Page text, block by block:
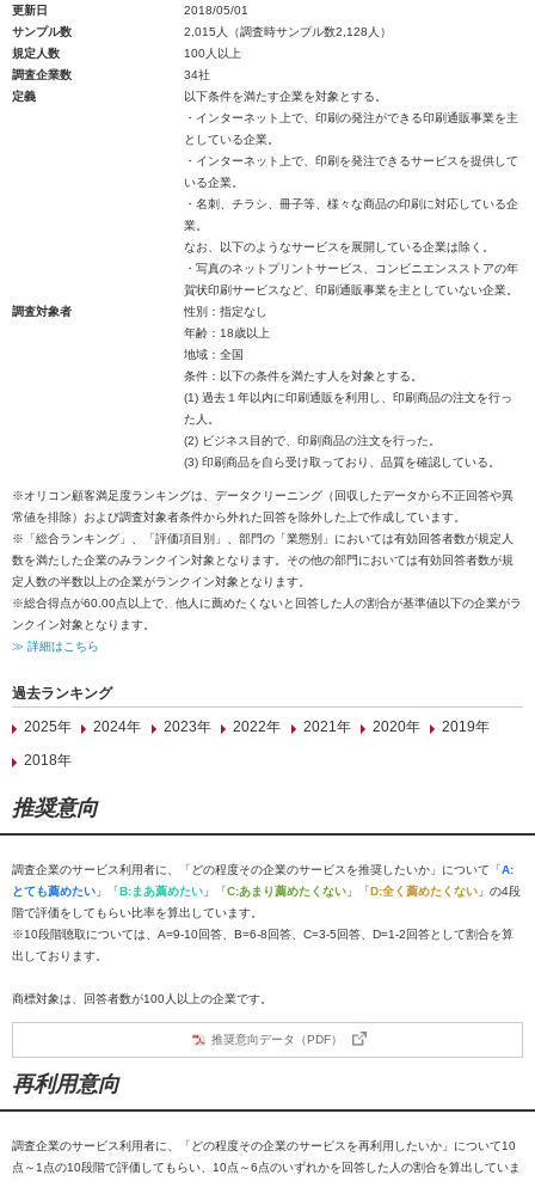
更新日
2018/05/01
サンプル数
2,015人（調査時サンプル数2,128人）
規定人数
100人以上
調査企業数
34社
定義
以下条件を満たす企業を対象とする。
・インターネット上で、印刷の発注ができる印刷通販事業を主
としている企業。
・インターネット上で、印刷を発注できるサービスを提供して
いる企業。
・名刺、チラシ、冊子等、様々な商品の印刷に対応している企
業。
なお、以下のようなサービスを展開している企業は除く。
・写真のネットプリントサービス、コンビニエンスストアの年
賀状印刷サービスなど、印刷通販事業を主としていない企業。
調査対象者
性別：指定なし
年齢：18歳以上
地域：全国
条件：以下の条件を満たす人を対象とする。
(1) 過去１年以内に印刷通販を利用し、印刷商品の注文を行っ
た人。
(2) ビジネス目的で、印刷商品の注文を行った。
(3) 印刷商品を自ら受け取っており、品質を確認している。
※オリコン顧客満足度ランキングは、データクリーニング（回収したデータから不正回答や異
常値を排除）および調査対象者条件から外れた回答を除外した上で作成しています。
※「総合ランキング」、「評価項目別」、部門の「業態別」においては有効回答者数が規定人
数を満たした企業のみランクイン対象となります。その他の部門においては有効回答者数が規
定人数の半数以上の企業がランクイン対象となります。
※総合得点が60.00点以上で、他人に薦めたくないと回答した人の割合が基準値以下の企業がラ
ンクイン対象となります。
≫ 詳細はこちら
過去ランキング
2025年
2024年 2023年 2022年 2021年 2020年
2019年
2018年
推奨意向
調査企業のサービス利用者に、「どの程度その企業のサービスを推奨したいか」について「A:
とても薦めたい 」「B:まあ薦めたい 」「C:あまり薦めたくない 」「D:全く薦めたくない 」の4段
階で評価をしてもらい比率を算出しています。
※10段階聴取については、A=9-10回答、B=6-8回答、C=3-5回答、D=1-2回答として割合を算
出しております。
商標対象は、回答者数が100人以上の企業です。
推奨意向データ（PDF）
再利用意向
調査企業のサービス利用者に、「どの程度その企業のサービスを再利用したいか」について10
点～1点の10段階で評価してもらい、10点～6点のいずれかを回答した人の割合を算出していま